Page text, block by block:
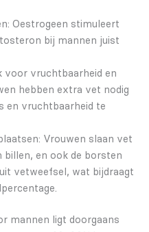
Oestrogeen stimuleert
bij mannen juist
voor vruchtbaarheid en
hebben extra vet nodig
en vruchtbaarheid te
Vrouwen slaan vet
billen, en ook de borsten
vetweefsel, wat bijdraagt
mannen ligt doorgaans